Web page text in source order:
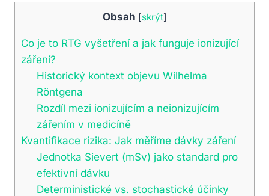
Obsah [skrýt]
Co je to RTG vyšetření a jak funguje ionizující
záření?
Historický kontext objevu Wilhelma
Röntgena
Rozdíl mezi ionizujícím a neionizujícím
zářením v medicíně
Kvantifikace rizika: Jak měříme dávky záření
Jednotka Sievert (mSv) jako standard pro
efektivní dávku
Deterministické vs. stochastické účinky